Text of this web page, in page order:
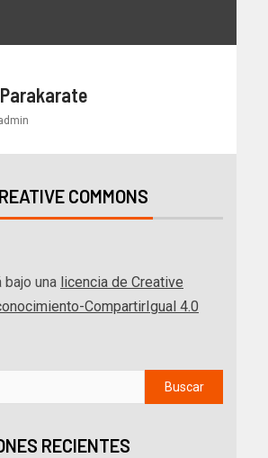
COMMONS
una licencia de Creative
CompartirIgual 4.0
RECIENTES